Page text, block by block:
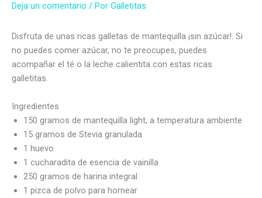
Deja un comentario / Por Galletitas
Disfruta de unas ricas galletas de mantequilla ¡sin azúcar!. Si
no puedes comer azúcar, no te preocupes, puedes
acompañar el té o la leche calientita con estas ricas
galletitas.
Ingredientes
150 gramos de mantequilla light, a temperatura ambiente
15 gramos de Stevia granulada
1 huevo
1 cucharadita de esencia de vainilla
250 gramos de harina integral
1 pizca de polvo para hornear